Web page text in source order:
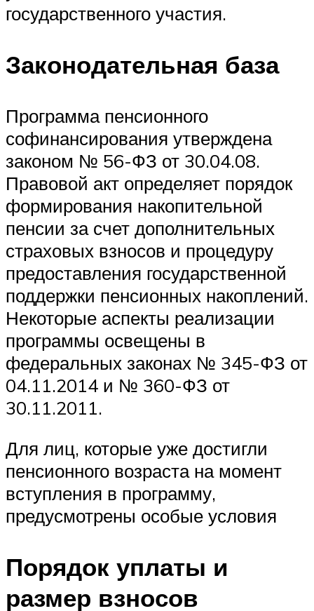
государственного участия.
Законодательная база
Программа пенсионного
софинансирования утверждена
законом № 56-ФЗ от 30.04.08.
Правовой акт определяет порядок
формирования накопительной
пенсии за счет дополнительных
страховых взносов и процедуру
предоставления государственной
поддержки пенсионных накоплений.
Некоторые аспекты реализации
программы освещены в
федеральных законах № 345-ФЗ от
04.11.2014 и № 360-ФЗ от
30.11.2011.
Для лиц, которые уже достигли
пенсионного возраста на момент
вступления в программу,
предусмотрены особые условия
Порядок уплаты и
размер взносов